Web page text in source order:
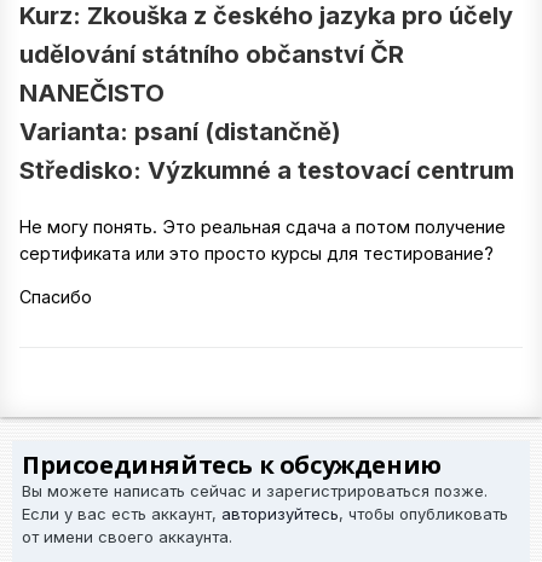
Kurz: Zkouška z českého jazyka pro účely
udělování státního občanství ČR
NANEČISTO
Varianta: psaní (distančně)
Středisko: Výzkumné a testovací centrum
Не могу понять. Это реальная сдача а потом получение
сертификата или это просто курсы для тестирование?
Спасибо
Присоединяйтесь к обсуждению
Вы можете написать сейчас и зарегистрироваться позже.
Если у вас есть аккаунт, авторизуйтесь, чтобы опубликовать
от имени своего аккаунта.